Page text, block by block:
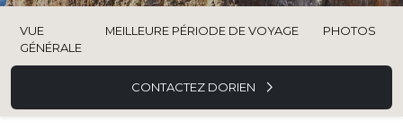
VUE
GÉNÉRALE
MEILLEURE PÉRIODE DE VOYAGE PHOTOS
CONTACTEZ DORIEN